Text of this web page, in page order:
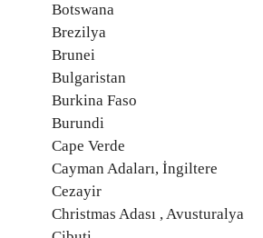
Botswana
Brezilya
Brunei
Bulgaristan
Burkina Faso
Burundi
Cape Verde
Cayman Adaları, İngiltere
Cezayir
Christmas Adası , Avusturalya